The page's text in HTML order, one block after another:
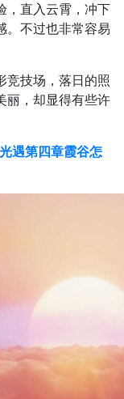
，直入云霄，冲下
。不过也非常容易
竞技场，落日的照
丽，却显得有些许
遇第四章霞谷怎